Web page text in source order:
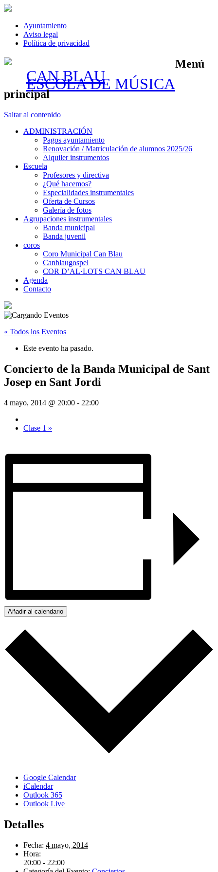
Ayuntamiento
Aviso legal
Política de privacidad
CAN BLAU
ESCOLA DE MÚSICA
Menú
principal
Saltar al contenido
ADMINISTRACIÓN
Pagos ayuntamiento
Renovación / Matriculación de alumnos 2025/26
Alquiler instrumentos
Escuela
Profesores y directiva
¿Qué hacemos?
Especialidades instrumentales
Oferta de Cursos
Galería de fotos
Agrupaciones instrumentales
Banda municipal
Banda juvenil
coros
Coro Municipal Can Blau
Canblaugospel
COR D’AL·LOTS CAN BLAU
Agenda
Contacto
« Todos los Eventos
Este evento ha pasado.
Concierto de la Banda Municipal de Sant
Josep en Sant Jordi
4 mayo, 2014 @ 20:00 - 22:00
Clase 1 »
Añadir al calendario
Google Calendar
iCalendar
Outlook 365
Outlook Live
Detalles
Fecha: 4 mayo, 2014
Hora:
20:00 - 22:00